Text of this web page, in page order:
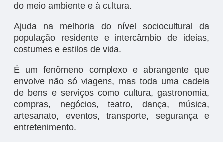
do meio ambiente e à cultura.
Ajuda na melhoria do nível sociocultural da
população residente e intercâmbio de ideias,
costumes e estilos de vida.
É um fenômeno complexo e abrangente que
envolve não só viagens, mas toda uma cadeia
de bens e serviços como cultura, gastronomia,
compras, negócios, teatro, dança, música,
artesanato, eventos, transporte, segurança e
entretenimento.